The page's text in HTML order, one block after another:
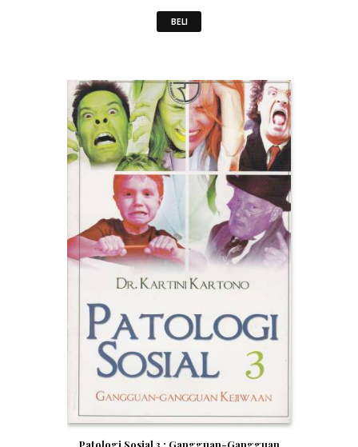
BELI
Patologi Sosial 3 : Gangguan-Gangguan